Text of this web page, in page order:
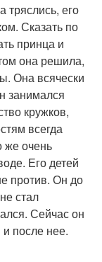
тряслись, его
Сказать по
принца и
она решила,
Она всячески
занимался
кружков,
всегда
же очень
Его детей
против. Он до
стал
Сейчас он
после нее.